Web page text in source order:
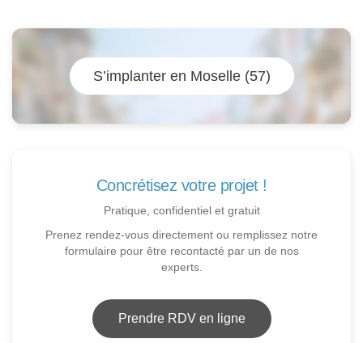
S’implanter en Moselle (57)
Concrétisez votre projet !
Pratique, confidentiel et gratuit
Prenez rendez-vous directement ou remplissez notre
formulaire pour être recontacté par un de nos
experts.
Prendre RDV en ligne